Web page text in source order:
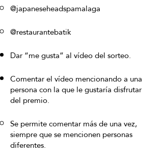
@japaneseheadspamalaga
@restaurantebatik
Dar “me gusta” al vídeo del sorteo.
Comentar el vídeo mencionando a una
persona con la que le gustaría disfrutar
del premio.
Se permite comentar más de una vez,
siempre que se mencionen personas
diferentes.